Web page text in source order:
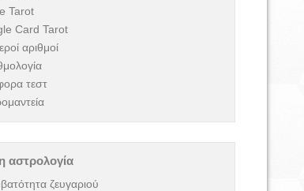
Tarot
Card Tarot
αριθμοί
τεστ
αστρολογία
ζευγαριού